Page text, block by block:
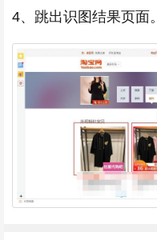
4、跳出识图结果页面。